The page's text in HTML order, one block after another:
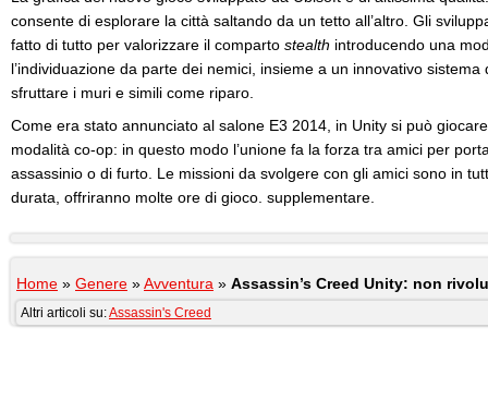
consente di esplorare la città saltando da un tetto all’altro. Gli
fatto di tutto per valorizzare il comparto stealth introducendo una
l’individuazione da parte dei nemici, insieme a un innovativo
sfruttare i muri e simili come riparo.
Come era stato annunciato al salone E3 2014, in Unity si può
modalità co-op: in questo modo l’unione fa la forza tra amici per
assassinio o di furto. Le missioni da svolgere con gli amici sono in
durata, offriranno molte ore di gioco. supplementare.
Home » Genere »Avventura » Assassin’s Creed Unity: non
Altri articoli su:Assassin's Creed